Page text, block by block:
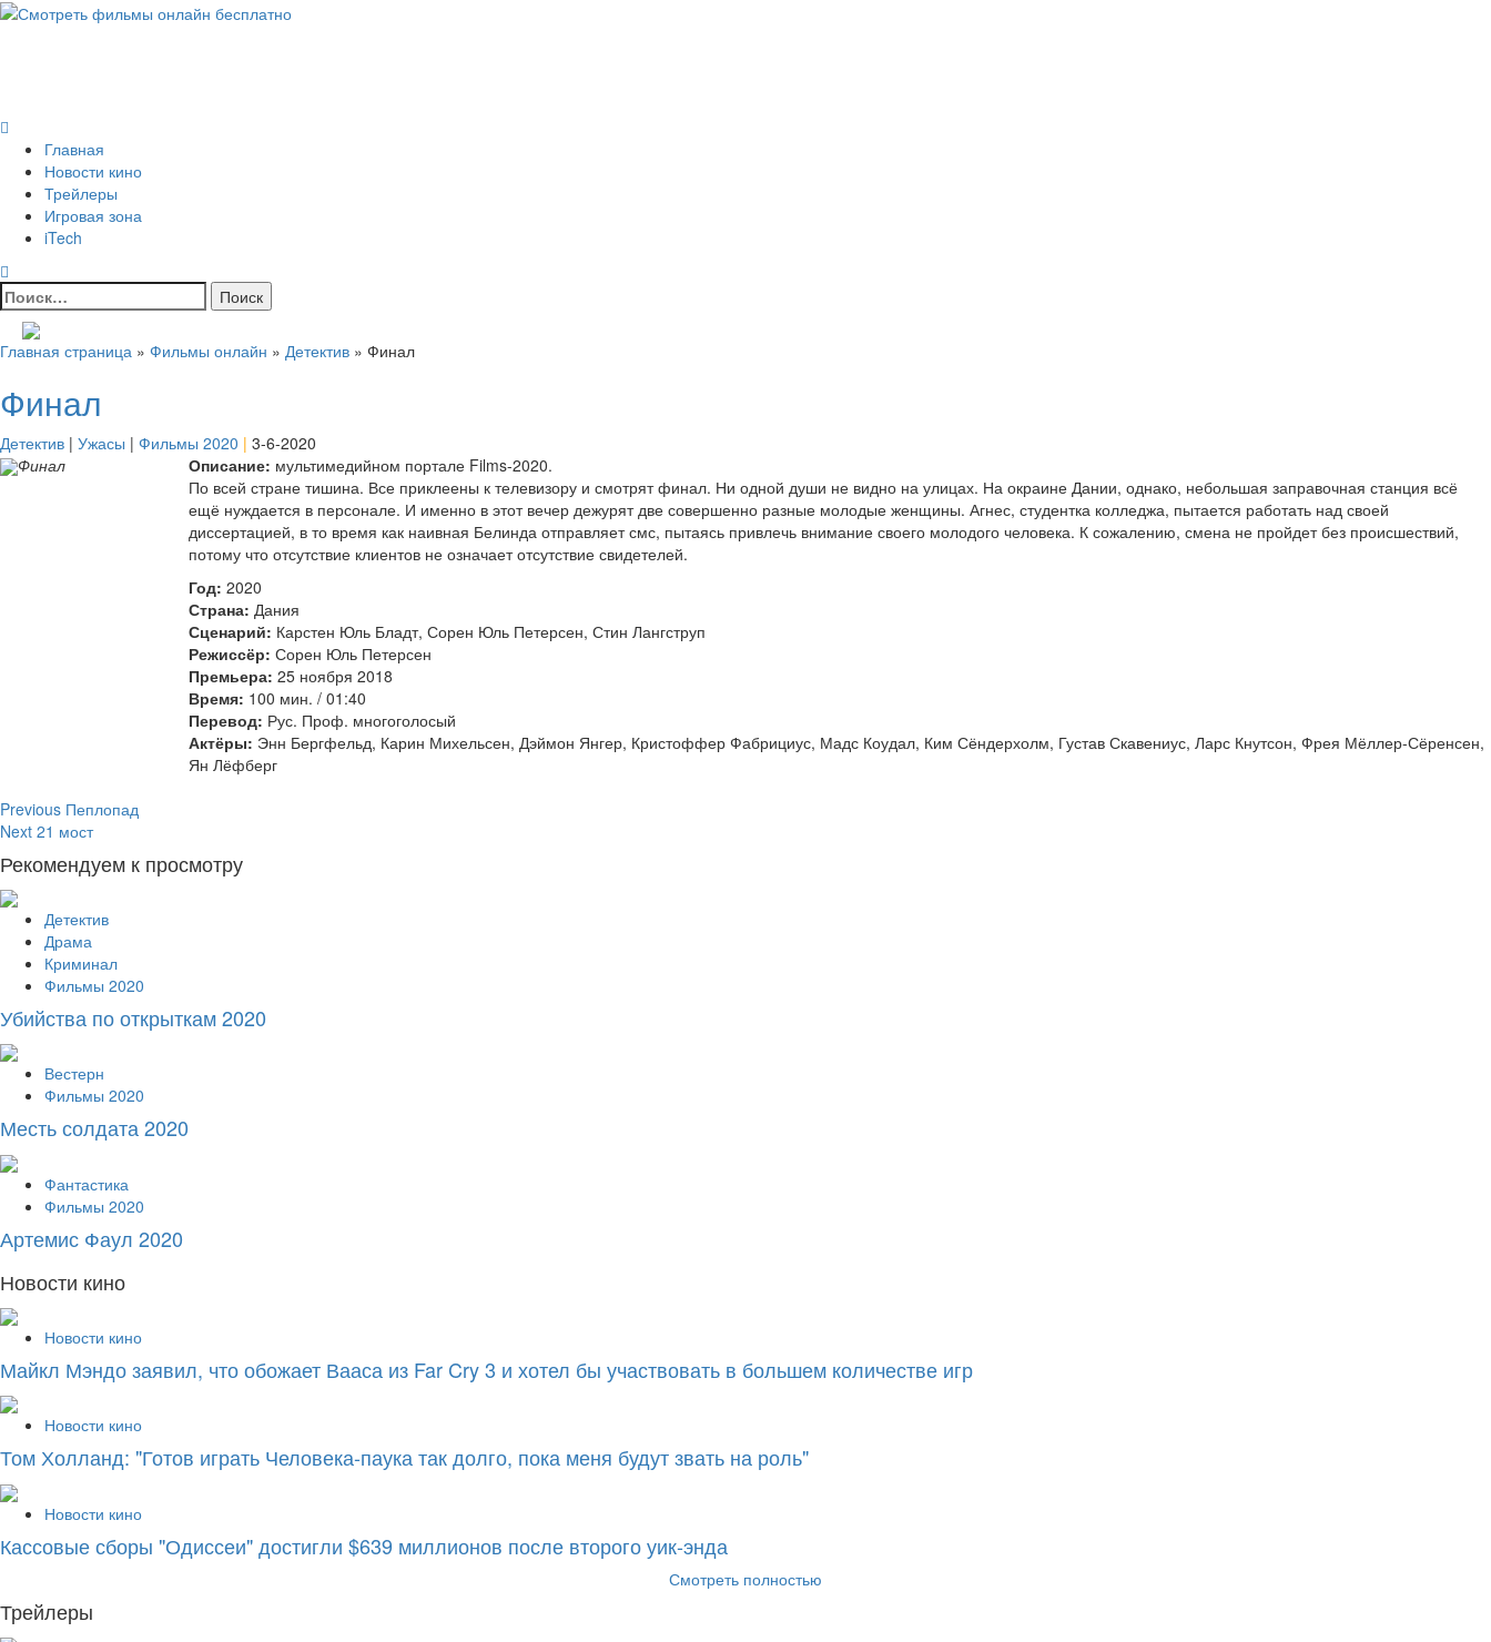
Skip
MenuГлавная
Новости кино
Трейлеры
Игровая зона
iTech
Найти:
Главная страница » Фильмы онлайн » Детектив » Финал
Финал
Детектив | Ужасы | Фильмы 2020 | 3-6-2020
Финал
Описание: мультимедийном портале Films-2020.
По всей стране тишина. Все приклеены к телевизору и смотрят финал. Ни одной души не видно на улицах. На окраине Дании, однако, небольшая заправочная станция всё
ещё нуждается в персонале. И именно в этот вечер дежурят две совершенно разные молодые женщины. Агнес, студентка колледжа, пытается работать над своей
диссертацией, в то время как наивная Белинда отправляет смс, пытаясь привлечь внимание своего молодого человека. К сожалению, смена не пройдет без происшествий,
потому что отсутствие клиентов не означает отсутствие свидетелей.
Год: 2020
Страна: Дания
Сценарий: Карстен Юль Бладт, Сорен Юль Петерсен, Стин Лангструп
Режиссёр: Сорен Юль Петерсен
Премьера: 25 ноября 2018
Время: 100 мин. / 01:40
Перевод: Рус. Проф. многоголосый
Актёры: Энн Бергфельд, Карин Михельсен, Дэймон Янгер, Кристоффер Фабрициус, Мадс Коудал, Ким Сёндерхолм, Густав Скавениус, Ларс Кнутсон, Фрея Мёллер-Сёренсен,
Ян Лёфберг
Continue
Reading
Previous Пеплопад
Next 21 мост
Рекомендуем к просмотру
Детектив
Драма
Криминал
Фильмы 2020
Убийства по открыткам 2020
Вестерн
Фильмы 2020
Месть солдата 2020
Фантастика
Фильмы 2020
Артемис Фаул 2020
Новости кино
Новости кино
Майкл Мэндо заявил, что обожает Вааса из Far Cry 3 и хотел бы участвовать в большем количестве игр
Новости кино
Том Холланд: "Готов играть Человека-паука так долго, пока меня будут звать на роль"
Новости кино
Кассовые сборы "Одиссеи" достигли $639 миллионов после второго уик-энда
Смотреть полностью
Трейлеры